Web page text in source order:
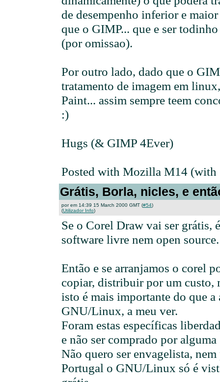
de desempenho inferior e
que o GIMP... que e ser
(por omissao).
Por outro lado, dado que o
tratamento de imagem em
Paint... assim sempre teem
:)
Hugs (& GIMP 4Ever)
Posted with Mozilla M14
Grátis, Borla, nicles, e
por em 14:39 15 March 2000 GMT (#54)
(Utilizador Info)
Se o Corel Draw vai ser grátis,
software livre nem open source.
Então e se arranjamos o corel
copiar, distribuir por um custo,
isto é mais importante do que
GNU/Linux, a meu ver.
Foram estas específicas
e não ser comprado por
Não quero ser envagelista,
Portugal o GNU/Linux só é